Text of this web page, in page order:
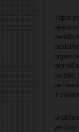
Tāpat
norāde,
ir